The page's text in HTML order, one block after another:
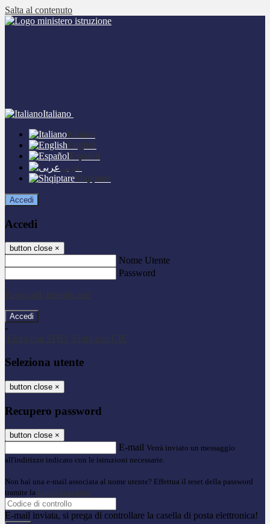
Salta al contenuto
Italiano
Italiano
English
Español
عربى
Shqiptare
Accedi
Accedi
button close ×
Nome Utente
Password
Password dimenticata?
-
Entra con SPID
Entra con CIE
Seleziona utente
button close ×
Recupero password
button close ×
E-mail Verrà inviato un messaggio
all'indirizzo indicato con le istruzioni necessarie.
Non hai una e-mail associata al nome utente? Effettua il reset della password
tramite la Login Spaggiari
E-mail inviata, si prega di controllare la casella di posta elettronica!